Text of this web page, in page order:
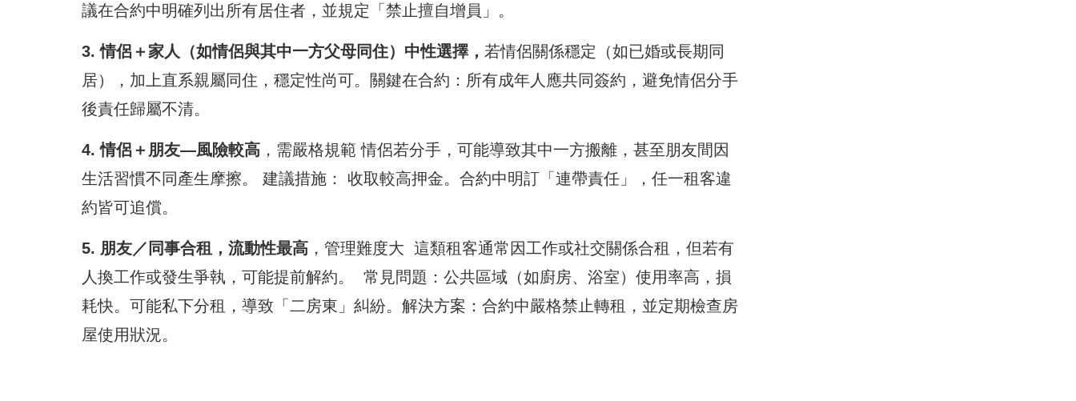
議在合約中明確列出所有居住者，並規定「禁止擅自增員」。
3. 情侶＋家人（如情侶與其中一方父母同住）中性選擇， 若情侶關係穩定（如已婚或長期同
居），加上直系親屬同住，穩定性尚可。關鍵在合約：所有成年人應共同簽約，避免情侶分手
後責任歸屬不清。
4. 情侶＋朋友—風險較高 ，需嚴格規範 情侶若分手，可能導致其中一方搬離，甚至朋友間因
生活習慣不同產生摩擦。 建議措施： 收取較高押金。合約中明訂「連帶責任」，任一租客違
約皆可追償。
5. 朋友／同事合租，流動性最高 ，管理難度大 這類租客通常因工作或社交關係合租，但若有
人換工作或發生爭執，可能提前解約。 常見問題：公共區域（如廚房、浴室）使用率高，損
耗快。可能私下分租，導致「二房東」糾紛。解決方案：合約中嚴格禁止轉租，並定期檢查房
屋使用狀況。